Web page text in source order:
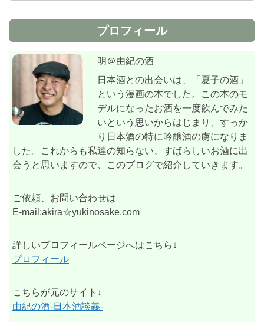
プロフィール
明＠由紀の酒
日本酒との出会いは、「夏子の酒」
という漫画の本でした。この本のモ
デルになったお酒を一度飲んでみた
いという思いからはじまり、すっか
り日本酒の特に吟醸酒の虜になりま
した。これからも私達の知らない、すばらしいお酒に出
会うと思いますので、このブログで紹介していきます。
ご依頼、お問い合わせは
E-mail:akira☆yukinosake.com
詳しいプロフィールページへはこちら↓
プロフィール
こちらが元のサイト↓
由紀の酒-日本酒談義-